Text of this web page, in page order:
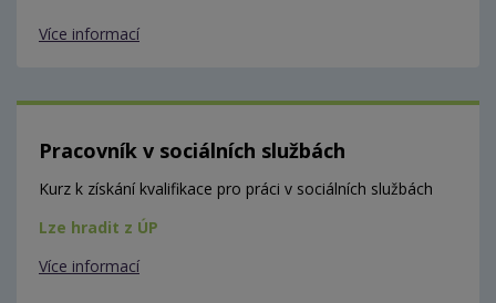
Více informací
Pracovník v sociálních službách
Kurz k získání kvalifikace pro práci v sociálních službách
Lze hradit z ÚP
Více informací